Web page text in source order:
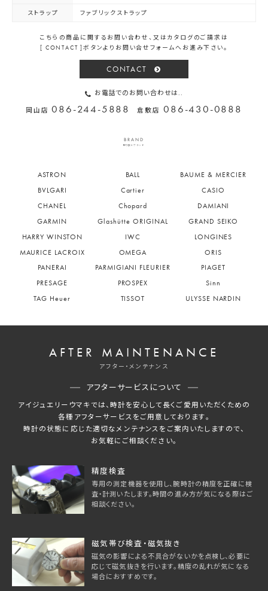
ストラップ ファブリックストラップ
こちらの商品に関するお問い合わせ、又はカタログのご請求は
[ CONTACT ]ボタンよりお問い合せフォームへお進み下さい。
CONTACT
お電話でのお問い合わせは..
岡山店086-244-5888 倉敷店 086-430-0888
BRAND
取り扱いブランド
ASTRON BALL
BAUME & MERCIER
BVLGARI
Cartier
CASIO
CHANEL
Chopard
DAMIANI
GARMIN
Glashütte ORIGINAL
GRAND SEIKO
HARRY WINSTON
IWC
LONGINES
MAURICE LACROIX
OMEGA
ORIS
PANERAI
PARMIGIANI FLEURIER
PIAGET
PRESAGE
PROSPEX
Sinn
TAG Heuer
TISSOT ULYSSE NARDIN
AFTER MAINTENANCE
アフター・メンテナンス
アフターサービスについて
アイジュエリーウマキでは、時計を安心して長くご愛用いただくための
各種アフターサービスをご用意しております。
時計の状態に応じた適切なメンテナンスをご案内いたしますので、
お気軽にご相談ください。
精度検査
専用の測定機器を使用し、腕時計の精度を正確に検
査・計測いたします。時間の進み方が気になる際はご
相談ください。
磁気帯び検査・磁気抜き
磁気の影響による不具合がないかを点検し、必要に
応じて磁気抜きを行います。精度の乱れが気になる
場合におすすめです。